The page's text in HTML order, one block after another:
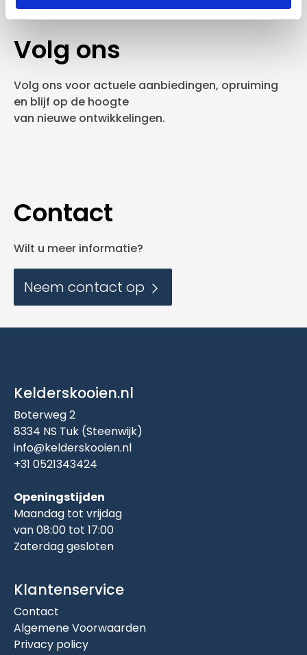
Volg ons
Volg ons voor actuele aanbiedingen, opruiming
en blijf op de hoogte
van nieuwe ontwikkelingen.
Contact
Wilt u meer informatie?
Neem contact op
Kelderskooien.nl
Boterweg 2
8334 NS Tuk (Steenwijk)
info@kelderskooien.nl
+31 0521343424
Openingstijden
Maandag tot vrijdag
van 08:00 tot 17:00
Zaterdag gesloten
Klantenservice
Contact
Algemene Voorwaarden
Privacy policy